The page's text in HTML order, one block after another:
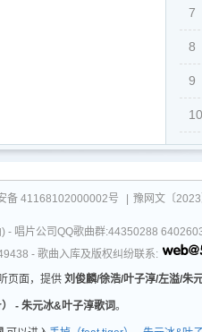
7
8
9
10
朱
备 41168102000002号 豫网文〔
唱片公司QQ歌曲群:44350288
- 歌曲入库及版权纠纷联系:
页面，提供 刘俊麟/徐浩/叶子淳/左溢/朱
- 朱元冰&叶子淳歌词。